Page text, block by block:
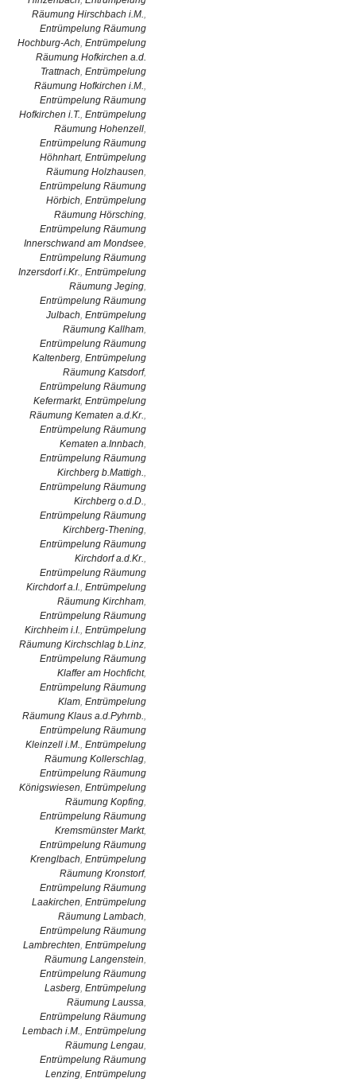
Räumung Hirschbach i.M.,
Entrümpelung Räumung
Hochburg-Ach, Entrümpelung
Räumung Hofkirchen a.d.
Trattnach, Entrümpelung
Räumung Hofkirchen i.M.,
Entrümpelung Räumung
Hofkirchen i.T., Entrümpelung
Räumung Hohenzell,
Entrümpelung Räumung
Höhnhart, Entrümpelung
Räumung Holzhausen,
Entrümpelung Räumung
Hörbich, Entrümpelung
Räumung Hörsching,
Entrümpelung Räumung
Innerschwand am Mondsee,
Entrümpelung Räumung
Inzersdorf i.Kr., Entrümpelung
Räumung Jeging,
Entrümpelung Räumung
Julbach, Entrümpelung
Räumung Kallham,
Entrümpelung Räumung
Kaltenberg, Entrümpelung
Räumung Katsdorf,
Entrümpelung Räumung
Kefermarkt, Entrümpelung
Räumung Kematen a.d.Kr.,
Entrümpelung Räumung
Kematen a.Innbach,
Entrümpelung Räumung
Kirchberg b.Mattigh.,
Entrümpelung Räumung
Kirchberg o.d.D.,
Entrümpelung Räumung
Kirchberg-Thening,
Entrümpelung Räumung
Kirchdorf a.d.Kr.,
Entrümpelung Räumung
Kirchdorf a.I., Entrümpelung
Räumung Kirchham,
Entrümpelung Räumung
Kirchheim i.I., Entrümpelung
Räumung Kirchschlag b.Linz,
Entrümpelung Räumung
Klaffer am Hochficht,
Entrümpelung Räumung
Klam, Entrümpelung
Räumung Klaus a.d.Pyhrnb.,
Entrümpelung Räumung
Kleinzell i.M., Entrümpelung
Räumung Kollerschlag,
Entrümpelung Räumung
Königswiesen, Entrümpelung
Räumung Kopfing,
Entrümpelung Räumung
Kremsmünster Markt,
Entrümpelung Räumung
Krenglbach, Entrümpelung
Räumung Kronstorf,
Entrümpelung Räumung
Laakirchen, Entrümpelung
Räumung Lambach,
Entrümpelung Räumung
Lambrechten, Entrümpelung
Räumung Langenstein,
Entrümpelung Räumung
Lasberg, Entrümpelung
Räumung Laussa,
Entrümpelung Räumung
Lembach i.M., Entrümpelung
Räumung Lengau,
Entrümpelung Räumung
Lenzing, Entrümpelung